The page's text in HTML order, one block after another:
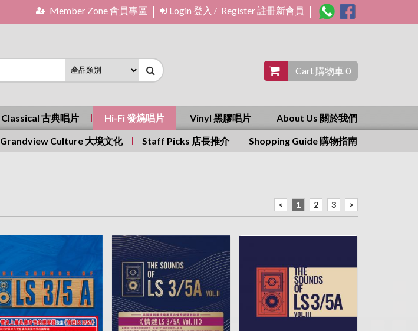
Member Zone 會員專區 Login 登入 / Register 註冊新會員
Cart 購物車 0
Classical 古典唱片 Hi-Fi 發燒唱片 Vinyl 黑膠唱片 About Us 關於我們
Grandview Culture 大境文化 Staff Picks 店長推介 Shopping Guide 購物指南
< 1 2 3 >